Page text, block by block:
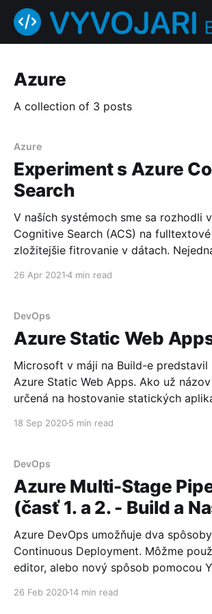
Azure
A collection of 3 posts
Azure
Experiment s Azure
Search
V naších systémoch sme sa rozhodli
Cognitive Search (ACS) na
zložitejšie fitrovanie v dátach.
systémov (faktúry, predfaktúry,
dokumenty indexovať takmer v
Indexér, ktorý môžete
26 Apr 20214 min read
DevOps
Azure Static Web
Microsoft v máji na Build-e predstavil
Azure Static Web Apps. Ako už
určená na hostovanie statických
frameworkov ako Angular, React, ... a
(serverless api sa v tomto članku
Veľkou výhoudou má
18 Sep 20205 min read
DevOps
Azure Multi-Stage
(časť 1. a 2. - Build a
Azure DevOps umožňuje dva
Continuous Deployment. Môžme
editor, alebo nový spôsob pomocou
26 Feb 202014 min read